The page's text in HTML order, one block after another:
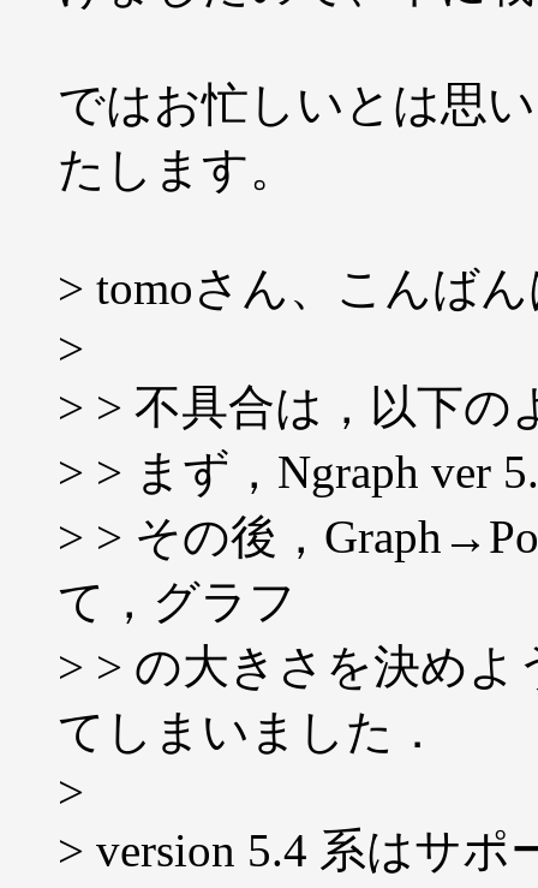
ではお忙しいとは思
たします。
> tomoさん、こんば
>
> > 不具合は，以下の
> > まず，Ngraph ver
> > その後，
て，グラフ
> > の大きさを決め
てしまいました．
>
> version 5.4 系はサ